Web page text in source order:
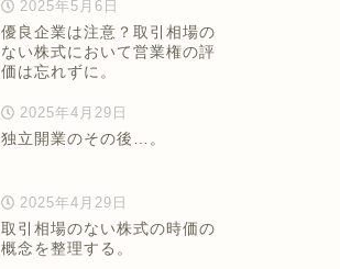
2025年5月6日
優良企業は注意？取引相場の
ない株式において営業権の評
価は忘れずに。
2025年4月29日
独立開業のその後…。
2025年4月29日
取引相場のない株式の時価の
概念を整理する。